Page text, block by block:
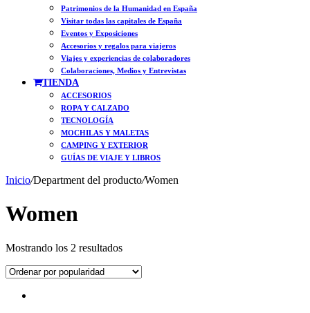
Patrimonios de la Humanidad en España
Visitar todas las capitales de España
Eventos y Exposiciones
Accesorios y regalos para viajeros
Viajes y experiencias de colaboradores
Colaboraciones, Medios y Entrevistas
TIENDA
ACCESORIOS
ROPA Y CALZADO
TECNOLOGÍA
MOCHILAS Y MALETAS
CAMPING Y EXTERIOR
GUÍAS DE VIAJE Y LIBROS
Inicio/Department del producto/Women
Women
Mostrando los 2 resultadosOrdenado
popularidad